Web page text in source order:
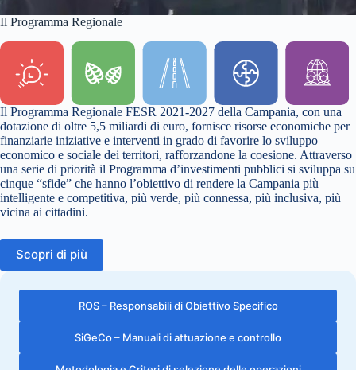
Il Programma Regionale
Il Programma Regionale FESR 2021-2027 della Campania, con una
dotazione di oltre 5,5 miliardi di euro, fornisce risorse economiche per
finanziarie iniziative e interventi in grado di favorire lo sviluppo
economico e sociale dei territori, rafforzandone la coesione. Attraverso
una serie di priorità il Programma d’investimenti pubblici si sviluppa su
cinque “sfide” che hanno l’obiettivo di rendere la Campania più
intelligente e competitiva, più verde, più connessa, più inclusiva, più
vicina ai cittadini.
Scopri di più
ROS – Responsabili di Obiettivo Specifico
SiGeCo – Manuali di attuazione e controllo